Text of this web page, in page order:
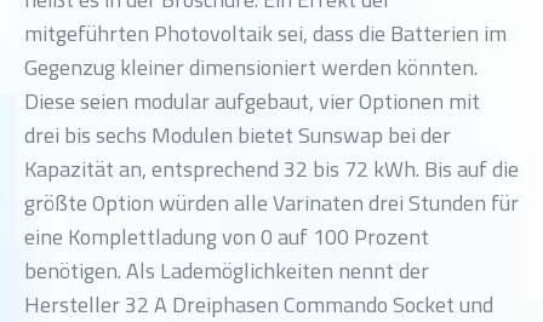
mitgeführten Photovoltaik sei, dass die Batterien im
Gegenzug kleiner dimensioniert werden könnten.
Diese seien modular aufgebaut, vier Optionen mit
drei bis sechs Modulen bietet Sunswap bei der
Kapazität an, entsprechend 32 bis 72 kWh. Bis auf die
größte Option würden alle Varinaten drei Stunden für
eine Komplettladung von 0 auf 100 Prozent
benötigen. Als Lademöglichkeiten nennt der
Hersteller 32 A Dreiphasen Commando Socket und